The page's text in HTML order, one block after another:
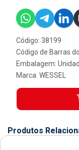
Código: 38199
Código de Barras
Embalagem:
Marca: WESSEL
Produtos